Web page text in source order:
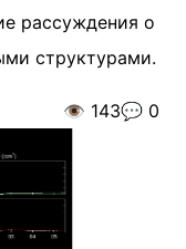
рассуждения о
структурами.
👁️ 143💬 0